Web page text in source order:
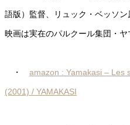
語版）監督、リュック・ベッソ
映画は実在のパルクール集団・ヤ
・ amazon : Yamakasi – Les
(2001) / YAMAKASI